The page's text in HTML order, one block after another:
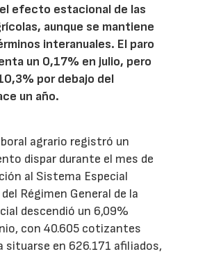
efecto estacional de las
aunque se mantiene
interanuales. El paro
un 0,17% en julio, pero
por debajo del
un año.
agrario registró un
dispar durante el mes de
al Sistema Especial
Régimen General de la
descendió un 6,09%
con 40.605 cotizantes
situarse en 626.171 afiliados,